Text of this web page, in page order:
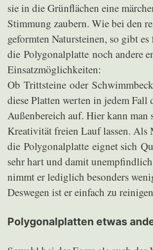
sie in die Grünflächen eine
Stimmung zaubern. Wie bei den
geformten Natursteinen, so gibt es
die Polygonalplatte noch andere
Einsatzmöglichkeiten:
Ob Trittsteine oder
diese Platten werten in jedem Fall
Außenbereich auf. Hier kann man
Kreativität freien Lauf lassen. Als
die Polygonalplatte eignet sich
sehr hart und damit
nimmt er lediglich besonders
Deswegen ist er einfach zu
Polygonalplatten etwas